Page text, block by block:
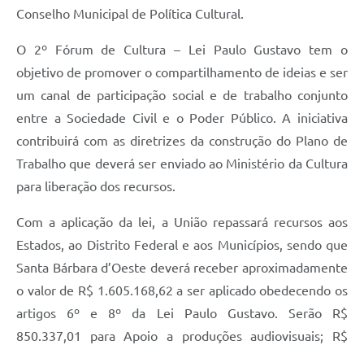
Links
Jornal
Contato
Plano Municipal de Segurança Pública
Plano de Contratações Anuais
Conselho Municipal de Política Cultural.
O 2º Fórum de Cultura – Lei Paulo Gustavo tem o
objetivo de promover o compartilhamento de ideias e ser
um canal de participação social e de trabalho conjunto
entre a Sociedade Civil e o Poder Público. A iniciativa
contribuirá com as diretrizes da construção do Plano de
Trabalho que deverá ser enviado ao Ministério da Cultura
para liberação dos recursos.
Com a aplicação da lei, a União repassará recursos aos
Estados, ao Distrito Federal e aos Municípios, sendo que
Santa Bárbara d’Oeste deverá receber aproximadamente
o valor de R$ 1.605.168,62 a ser aplicado obedecendo os
artigos 6º e 8º da Lei Paulo Gustavo. Serão R$
850.337,01 para Apoio a produções audiovisuais; R$